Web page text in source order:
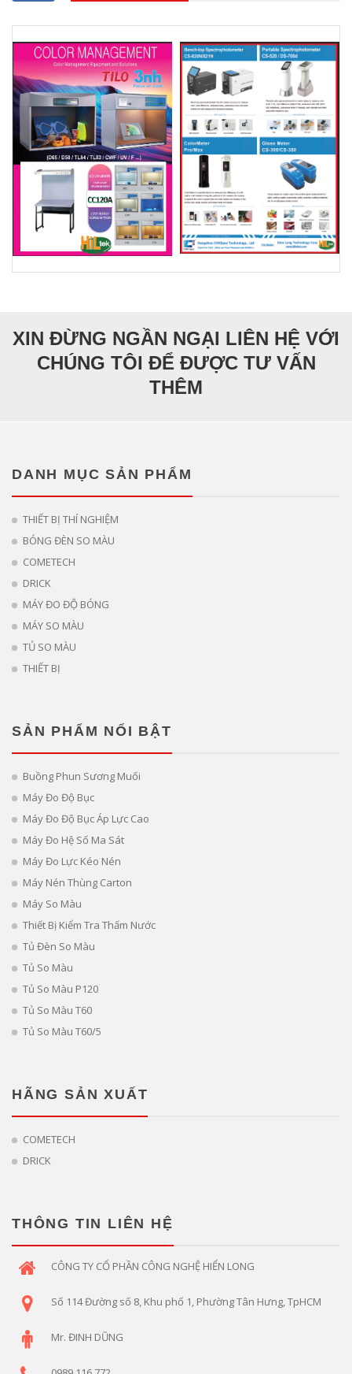
XIN ĐỪNG NGẦN NGẠI LIÊN HỆ VỚI
CHÚNG TÔI ĐỂ ĐƯỢC TƯ VẤN
THÊM
DANH MỤC SẢN PHẨM
THIẾT BỊ THÍ NGHIỆM
BÓNG ĐÈN SO MÀU
COMETECH
DRICK
MÁY ĐO ĐỘ BÓNG
MÁY SO MÀU
TỦ SO MÀU
THIẾT BỊ
SẢN PHẨM NỔI BẬT
Buồng Phun Sương Muối
Máy Đo Độ Bục
Máy Đo Độ Bục Áp Lực Cao
Máy Đo Hệ Số Ma Sát
Máy Đo Lực Kéo Nén
Máy Nén Thùng Carton
Máy So Màu
Thiết Bị Kiểm Tra Thấm Nước
Tủ Đèn So Màu
Tủ So Màu
Tủ So Màu P120
Tủ So Màu T60
Tủ So Màu T60/5
HÃNG SẢN XUẤT
COMETECH
DRICK
THÔNG TIN LIÊN HỆ
CÔNG TY CỔ PHẦN CÔNG NGHỆ HIỂN LONG
Số 114 Đường số 8, Khu phố 1, Phường Tân Hưng, TpHCM
Mr. ĐINH DŨNG